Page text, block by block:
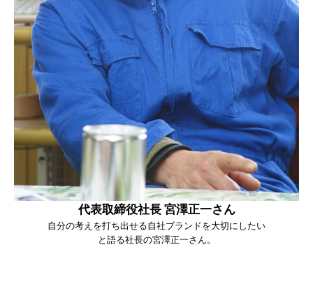
代表取締役社長 宮澤正一さん
自分の考えを打ち出せる自社ブランドを大切にしたい
と語る社長の宮澤正一さん。